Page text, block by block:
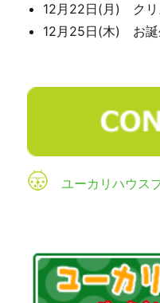
12月22日(月) クリ
12月25日(木) お誕
ユーカリハウス